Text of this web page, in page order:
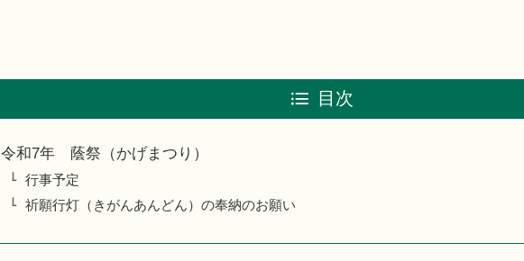
目次
令和7年 蔭祭（かげまつり）
行事予定
祈願行灯（きがんあんどん）の奉納のお願い